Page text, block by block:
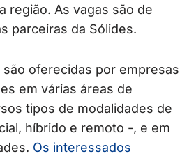
região. As vagas são de
parceiras da Sólides.
oferecidas por empresas
em várias áreas de
tipos de modalidades de
híbrido e remoto -, e em
Os interessados